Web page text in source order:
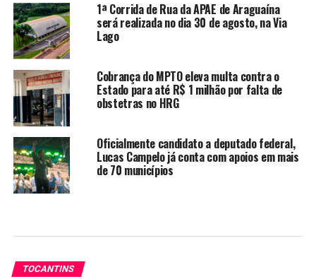
1ª Corrida de Rua da APAE de Araguaína
será realizada no dia 30 de agosto, na Via
Lago
Cobrança do MPTO eleva multa contra o
Estado para até R$ 1 milhão por falta de
obstetras no HRG
Oficialmente candidato a deputado federal,
Lucas Campelo já conta com apoios em mais
de 70 municípios
TOCANTINS